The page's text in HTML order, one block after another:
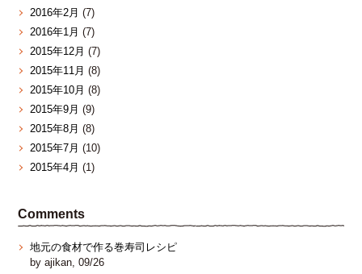
2016年2月 (7)
2016年1月 (7)
2015年12月 (7)
2015年11月 (8)
2015年10月 (8)
2015年9月 (9)
2015年8月 (8)
2015年7月 (10)
2015年4月 (1)
Comments
地元の食材で作る巻寿司レシピ
by ajikan, 09/26